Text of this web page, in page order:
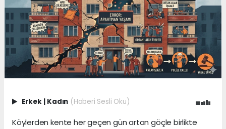
Erkek | Kadın (Haberi Sesli Oku)
Köylerden kente her geçen gün artan göçle birlikte